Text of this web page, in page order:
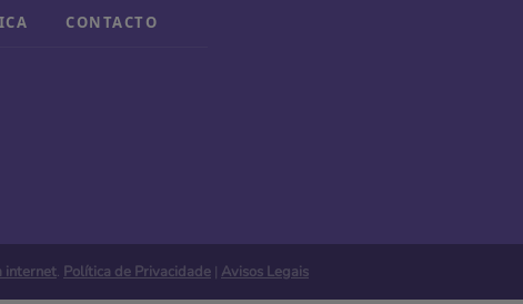
CONTACTO
internet. Política de Privacidade | Avisos Legais